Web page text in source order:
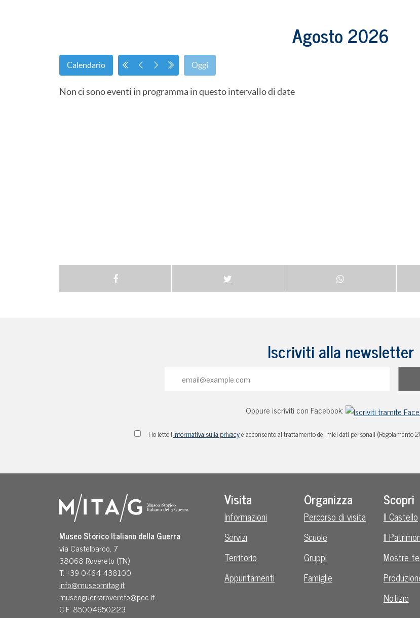
Agosto 2026
Calendario Oggi
Non ci sono eventi in programma in questo intervallo di date
Iscriviti alla newsletter
Oppure iscriviti con Facebook:
Ho letto l'informativa sulla privacye acconsento al trattamento dei miei dati personali
Museo Storico Italiano della Guerra
via Castelbarco, 7
38068 Rovereto (TN)
T. +39 0464 438100
info@museomitag.it
museoguerrarovereto@pec.it
C.F. 85004650223
Visita
Informazioni
Servizi
Territorio
Appuntamenti
Organizza
Percorso di visita
Scuole
Gruppi
Famiglie
Scopri
Il Castello
Il
Mostre
Notizie